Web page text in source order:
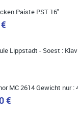
meiner neuen Ukulele!
eben geklingelt
Ich würde den Besuch im
Onlineshopping
Paiste PST 16"
€